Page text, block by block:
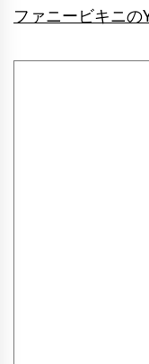
ファニービキニの